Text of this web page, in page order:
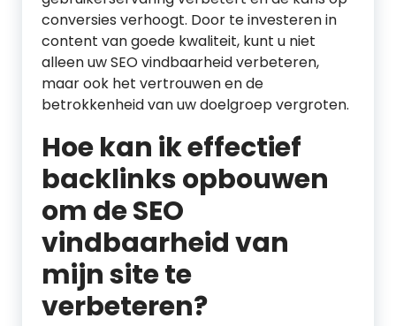
conversies verhoogt. Door te investeren in
content van goede kwaliteit, kunt u niet
alleen uw SEO vindbaarheid verbeteren,
maar ook het vertrouwen en de
betrokkenheid van uw doelgroep vergroten.
Hoe kan ik effectief
backlinks opbouwen
om de SEO
vindbaarheid van
mijn site te
verbeteren?